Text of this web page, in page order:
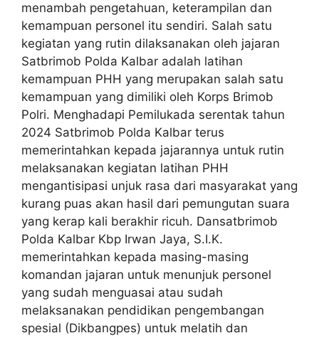
menambah pengetahuan, keterampilan dan
kemampuan personel itu sendiri. Salah satu
kegiatan yang rutin dilaksanakan oleh jajaran
Satbrimob Polda Kalbar adalah latihan
kemampuan PHH yang merupakan salah satu
kemampuan yang dimiliki oleh Korps Brimob
Polri. Menghadapi Pemilukada serentak tahun
2024 Satbrimob Polda Kalbar terus
memerintahkan kepada jajarannya untuk rutin
melaksanakan kegiatan latihan PHH
mengantisipasi unjuk rasa dari masyarakat yang
kurang puas akan hasil dari pemungutan suara
yang kerap kali berakhir ricuh. Dansatbrimob
Polda Kalbar Kbp Irwan Jaya, S.I.K.
memerintahkan kepada masing-masing
komandan jajaran untuk menunjuk personel
yang sudah menguasai atau sudah
melaksanakan pendidikan pengembangan
spesial (Dikbangpes) untuk melatih dan